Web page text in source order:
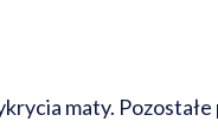
maty. Pozostałe